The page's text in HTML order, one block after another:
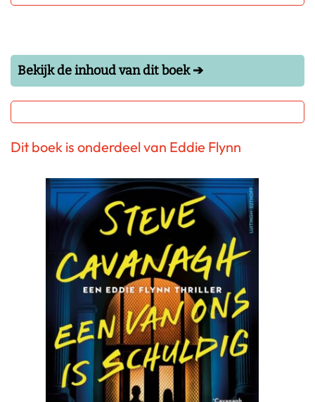
Bekijk de inhoud van dit boek ➔
Dit boek is onderdeel van Eddie Flynn